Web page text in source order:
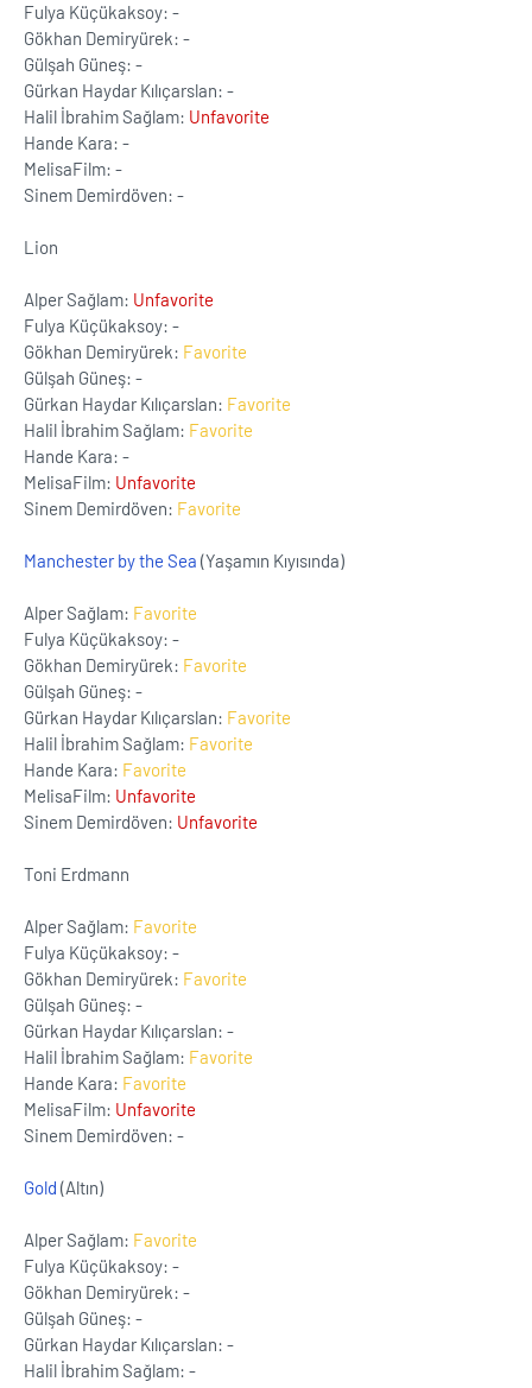
Fulya Küçükaksoy: -
Gökhan Demiryürek: -
Gülşah Güneş: -
Gürkan Haydar Kılıçarslan: -
Halil İbrahim Sağlam: Unfavorite
Hande Kara: -
MelisaFilm: -
Sinem Demirdöven: -
Lion
Alper Sağlam: Unfavorite
Fulya Küçükaksoy: -
Gökhan Demiryürek: Favorite
Gülşah Güneş: -
Gürkan Haydar Kılıçarslan: Favorite
Halil İbrahim Sağlam: Favorite
Hande Kara: -
MelisaFilm: Unfavorite
Sinem Demirdöven: Favorite
Manchester by the Sea (Yaşamın Kıyısında)
Alper Sağlam: Favorite
Fulya Küçükaksoy: -
Gökhan Demiryürek: Favorite
Gülşah Güneş: -
Gürkan Haydar Kılıçarslan: Favorite
Halil İbrahim Sağlam: Favorite
Hande Kara: Favorite
MelisaFilm: Unfavorite
Sinem Demirdöven: Unfavorite
Toni Erdmann
Alper Sağlam: Favorite
Fulya Küçükaksoy: -
Gökhan Demiryürek: Favorite
Gülşah Güneş: -
Gürkan Haydar Kılıçarslan: -
Halil İbrahim Sağlam: Favorite
Hande Kara: Favorite
MelisaFilm: Unfavorite
Sinem Demirdöven: -
Gold (Altın)
Alper Sağlam: Favorite
Fulya Küçükaksoy: -
Gökhan Demiryürek: -
Gülşah Güneş: -
Gürkan Haydar Kılıçarslan: -
Halil İbrahim Sağlam: -